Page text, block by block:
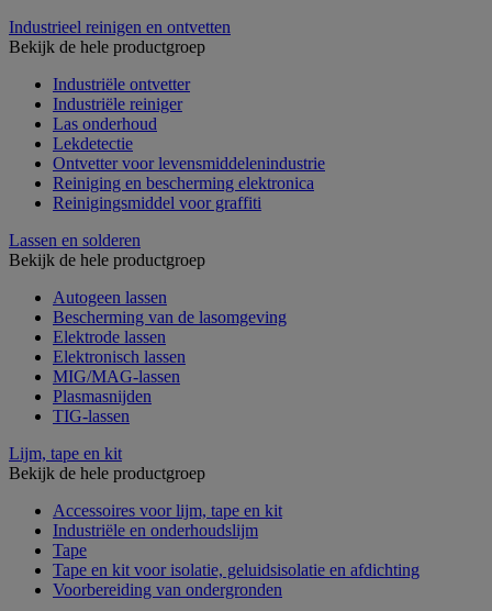
Industrieel reinigen en ontvetten
Bekijk de hele productgroep
Industriële ontvetter
Industriële reiniger
Las onderhoud
Lekdetectie
Ontvetter voor levensmiddelenindustrie
Reiniging en bescherming elektronica
Reinigingsmiddel voor graffiti
Lassen en solderen
Bekijk de hele productgroep
Autogeen lassen
Bescherming van de lasomgeving
Elektrode lassen
Elektronisch lassen
MIG/MAG-lassen
Plasmasnijden
TIG-lassen
Lijm, tape en kit
Bekijk de hele productgroep
Accessoires voor lijm, tape en kit
Industriële en onderhoudslijm
Tape
Tape en kit voor isolatie, geluidsisolatie en afdichting
Voorbereiding van ondergronden